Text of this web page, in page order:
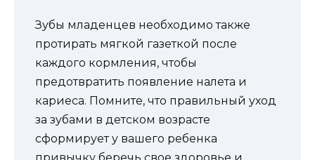
Зубы младенцев необходимо также
протирать мягкой газеткой после
каждого кормления, чтобы
предотвратить появление налета и
кариеса. Помните, что правильный уход
за зубами в детском возрасте
сформирует у вашего ребенка